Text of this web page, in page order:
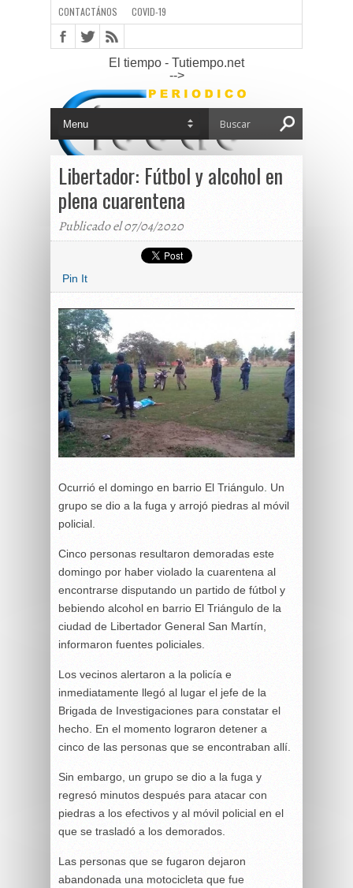
CONTACTÁNOS COVID-19
El tiempo - Tutiempo.net
-->
Libertador: Fútbol y alcohol en
plena cuarentena
Publicado el 07/04/2020
Pin It
Ocurrió el domingo en barrio El Triángulo. Un
grupo se dio a la fuga y arrojó piedras al móvil
policial.
Cinco personas resultaron demoradas este
domingo por haber violado la cuarentena al
encontrarse disputando un partido de fútbol y
bebiendo alcohol en barrio El Triángulo de la
ciudad de Libertador General San Martín,
informaron fuentes policiales.
Los vecinos alertaron a la policía e
inmediatamente llegó al lugar el jefe de la
Brigada de Investigaciones para constatar el
hecho. En el momento lograron detener a
cinco de las personas que se encontraban allí.
Sin embargo, un grupo se dio a la fuga y
regresó minutos después para atacar con
piedras a los efectivos y al móvil policial en el
que se trasladó a los demorados.
Las personas que se fugaron dejaron
abandonada una motocicleta que fue